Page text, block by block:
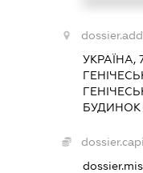
УКРАЇНА,
БУДИНОК